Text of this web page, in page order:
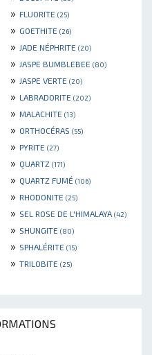
» FLUORITE (25)
» GOETHITE (26)
» JADE NÉPHRITE (20)
» JASPE BUMBLEBEE (80)
» JASPE VERTE (20)
» LABRADORITE (202)
» MALACHITE (13)
» ORTHOCÉRAS (55)
» PYRITE (27)
» QUARTZ (171)
» QUARTZ FUMÉ (106)
» RHODONITE (25)
» SEL ROSE DE L'HIMALAYA (42)
» SHUNGITE (80)
» SPHALÉRITE (15)
» TRILOBITE (25)